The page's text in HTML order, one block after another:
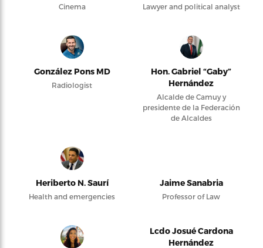
Cinema Lawyer and political analyst
González Pons MD
Radiologist
Hon. Gabriel “Gaby”
Hernández
Alcalde de Camuy y
presidente de la Federación
de Alcaldes
Heriberto N. Saurí
Health and emergencies
Jaime Sanabria
Professor of Law
Lcdo Josué Cardona
Hernández